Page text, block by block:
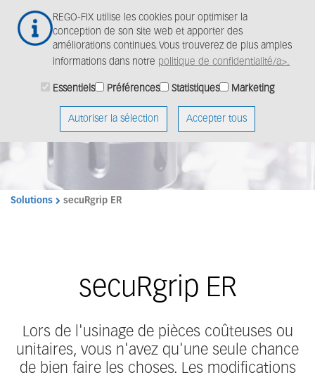
REGO-FIX utilise les cookies pour optimiser la
conception de son site web et apporter des
améliorations continues. Vous trouverez de plus amples
informations dans notre politique de confidentialité/a>.
Essentiels Préférences Statistiques Marketing
Autoriser la sélection Accepter tous
contenu
Solutions secuRgrip ER
secuRgrip ER
Lors de l'usinage de pièces coûteuses ou
unitaires, vous n'avez qu'une seule chance
de bien faire les choses. Les modifications